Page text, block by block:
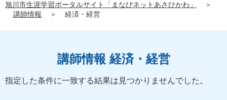
旭川市生涯学習ポータルサイト「まなびネットあさひかわ」
＞
講師情報
＞ 経済・経営
講師情報 経済・経営
指定した条件に一致する結果は見つかりませんでした。